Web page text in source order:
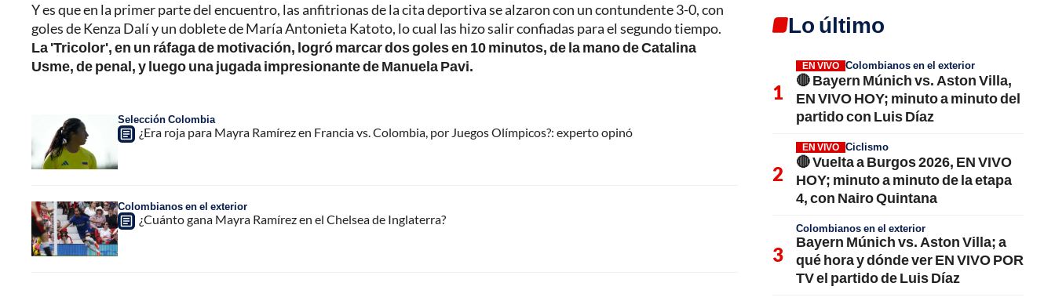
Y es que en la primer parte del encuentro, las anfitrionas de la cita deportiva se alzaron con un contundente 3-0, con
goles de Kenza Dalí y un doblete de María Antonieta Katoto, lo cual las hizo salir confiadas para el segundo tiempo.
La 'Tricolor', en un ráfaga de motivación, logró marcar dos goles en 10 minutos, de la mano de Catalina
Usme, de penal, y luego una jugada impresionante de Manuela Pavi.
Selección Colombia
¿Era roja para Mayra Ramírez en Francia vs. Colombia, por Juegos Olímpicos?: experto opinó
Colombianos en el exterior
¿Cuánto gana Mayra Ramírez en el Chelsea de Inglaterra?
Lo último
EN VIVO Colombianos en el exterior
🔴 Bayern Múnich vs. Aston Villa,
EN VIVO HOY; minuto a minuto del
partido con Luis Díaz
EN VIVO Ciclismo
🔴 Vuelta a Burgos 2026, EN VIVO
HOY; minuto a minuto de la etapa
4, con Nairo Quintana
Colombianos en el exterior
Bayern Múnich vs. Aston Villa; a
qué hora y dónde ver EN VIVO POR
TV el partido de Luis Díaz